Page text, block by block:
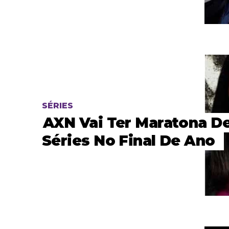
SÉRIES
AXN Vai Ter Maratona
Séries No Final De Ano